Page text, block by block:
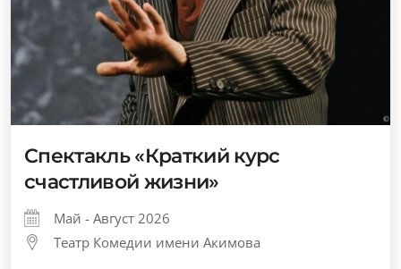
Спектакль «Краткий курс
счастливой жизни»
Май - Август 2026
Театр Комедии имени Акимова